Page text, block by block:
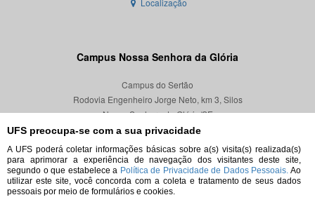
UFS preocupa-se com a sua privacidade
A UFS poderá coletar informações básicas sobre a(s) visita(s) realizada(s)
para aprimorar a experiência de navegação dos visitantes deste site,
segundo o que estabelece a Política de Privacidade de Dados Pessoais. Ao
utilizar este site, você concorda com a coleta e tratamento de seus dados
pessoais por meio de formulários e cookies.
Localização
Campus Nossa Senhora da Glória
Campus do Sertão
Rodovia Engenheiro Jorge Neto, km 3, Silos
Nossa Senhora da Glória/SE
CEP 49680-000
Localização